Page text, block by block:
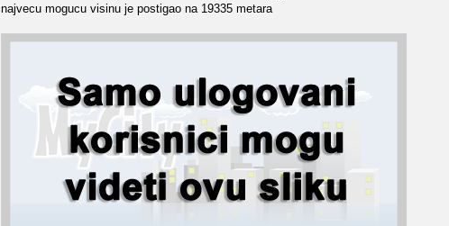
najvecu mogucu visinu je postigao na 19335 metara